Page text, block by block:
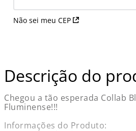
Não sei meu CEP
Descrição do
Chegou a tão esperada Collab
Fluminense!!!
Informações do Produto: